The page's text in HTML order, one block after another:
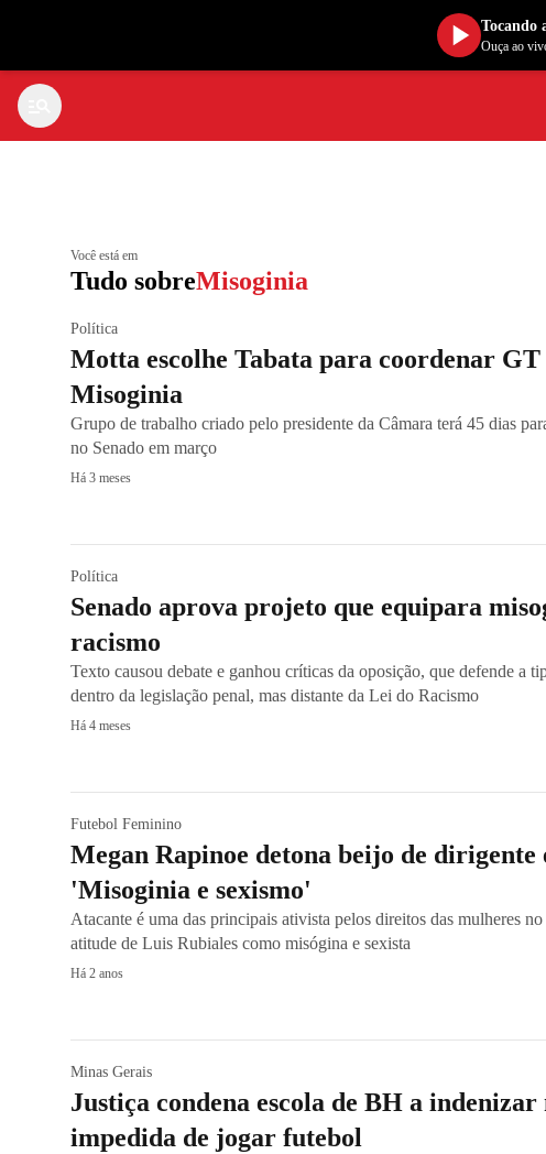
Você está em
Tudo sobreMisoginia
Política
Motta escolhe Tabata para coordenar GT
Misoginia
Grupo de trabalho criado pelo presidente da Câmara terá 45 dias
no Senado em março
Há 3 meses
Política
Senado aprova projeto que equipara
racismo
Texto causou debate e ganhou críticas da oposição, que defende a
dentro da legislação penal, mas distante da Lei do Racismo
Há 4 meses
Futebol Feminino
Megan Rapinoe detona beijo de dirigente
'Misoginia e sexismo'
Atacante é uma das principais ativista pelos direitos das mulheres
atitude de Luis Rubiales como misógina e sexista
Há 2 anos
Minas Gerais
Justiça condena escola de BH a
impedida de jogar futebol
Tocando
Ouça ao